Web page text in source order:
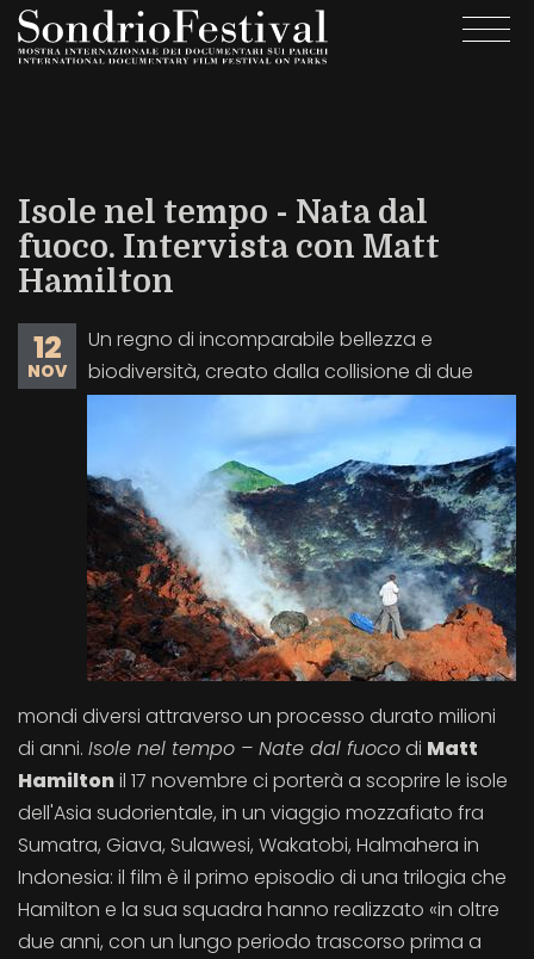
Salta
Isole nel tempo - Nata dal
fuoco. Intervista con Matt
Hamilton
12
NOV
Un regno di incomparabile bellezza e
biodiversità, creato dalla collisione di due
mondi diversi attraverso un processo durato milioni
di anni. Isole nel tempo – Nate dal fuocodi Matt
Hamiltonil 17 novembre ci porterà a scoprire le isole
dell'Asia sudorientale, in un viaggio mozzafiato fra
Sumatra, Giava, Sulawesi, Wakatobi, Halmahera in
Indonesia: il film è il primo episodio di una trilogia che
Hamilton e la sua squadra hanno realizzato «in oltre
due anni, con un lungo periodo trascorso prima a